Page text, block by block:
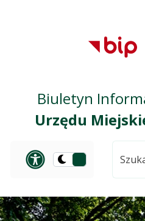
Przejdź
Przejdź
Biuletyn
Urzędu
Panel
Przełącz
ciemną